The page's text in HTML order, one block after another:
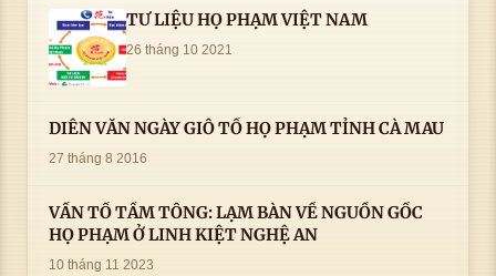
TƯ LIỆU HỌ PHẠM VIỆT NAM
26 tháng 10 2021
DIỄN VĂN NGÀY GIỖ TỔ HỌ PHẠM TỈNH CÀ MAU
27 tháng 8 2016
VẤN TỔ TẦM TÔNG: LẠM BÀN VỀ NGUỒN GỐC
HỌ PHẠM Ở LINH KIỆT NGHỆ AN
10 tháng 11 2023